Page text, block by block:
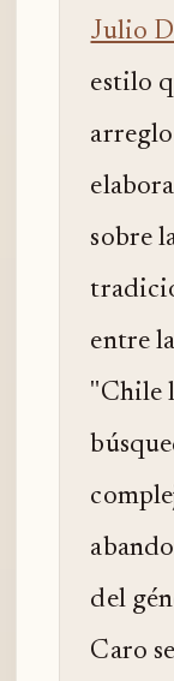
Julio
estilo
sobre
entre
"Chile
del
Caro